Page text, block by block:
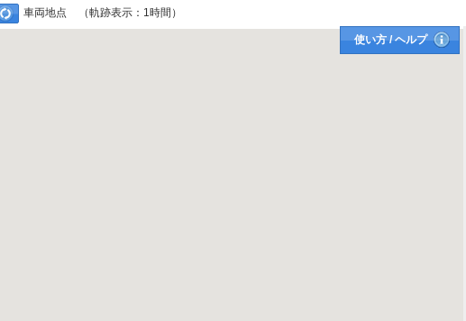
車両地点 （軌跡表示： 1時間）
使い方 / ヘルプ